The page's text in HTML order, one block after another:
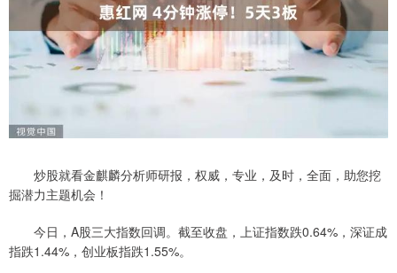
炒股就看金麒麟分析师研报，权威，专业，及时，全面，助您挖
掘潜力主题机会！
今日，A股三大指数回调。截至收盘，上证指数跌0.64%，深证成
指跌1.44%，创业板指跌1.55%。